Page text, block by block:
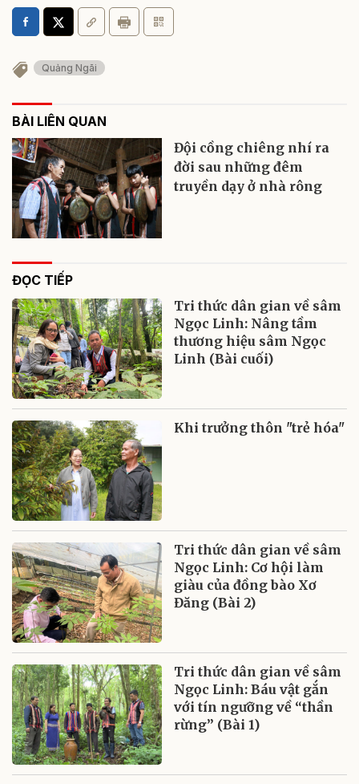
Quảng Ngãi
BÀI LIÊN QUAN
Đội cồng chiêng nhí ra
đời sau những đêm
truyền dạy ở nhà rông
ĐỌC TIẾP
Tri thức dân gian về sâm
Ngọc Linh: Nâng tầm
thương hiệu sâm Ngọc
Linh (Bài cuối)
Khi trưởng thôn "trẻ hóa"
Tri thức dân gian về sâm
Ngọc Linh: Cơ hội làm
giàu của đồng bào Xơ
Đăng (Bài 2)
Tri thức dân gian về sâm
Ngọc Linh: Báu vật gắn
với tín ngưỡng về “thần
rừng” (Bài 1)